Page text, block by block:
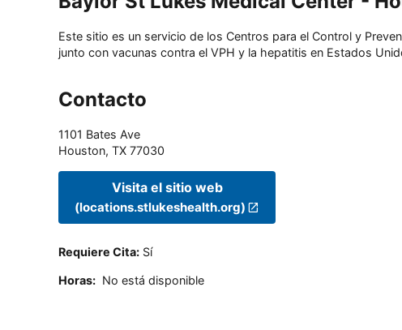
Este sitio es un servicio de los Centros para el Control y
junto con vacunas contra el VPH y la hepatitis en Estados
Contacto
1101 Bates Ave
Houston, TX 77030
Visita el sitio web
(locations.stlukeshealth.org)
Requiere Cita: Sí
Horas: No está disponible